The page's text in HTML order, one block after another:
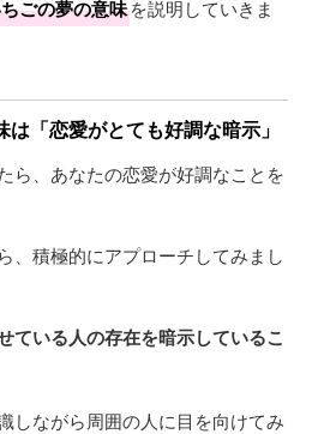
ごの夢の意味を説明していきま
「恋愛がとても好調な暗示」
ら、あなたの恋愛が好調なことを
、積極的にアプローチしてみまし
ている人の存在を暗示しているこ
しながら周囲の人に目を向けてみ